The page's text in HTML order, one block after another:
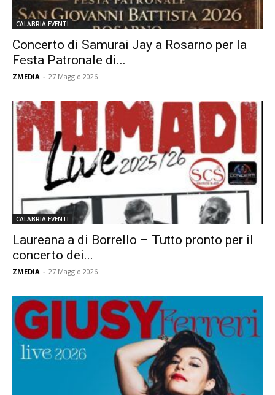
CALABRIA EVENTI
Concerto di Samurai Jay a Rosarno per la
Festa Patronale di...
ZMEDIA - 27 Maggio 2026
CALABRIA EVENTI
Laureana a di Borrello – Tutto pronto per il
concerto dei...
ZMEDIA - 27 Maggio 2026